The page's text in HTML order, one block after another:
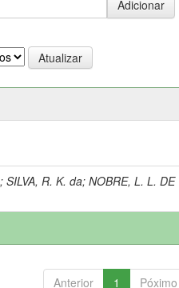
;SILVA, R. K. da;NOBRE, L. L. DE
Anterior 1 Póximo